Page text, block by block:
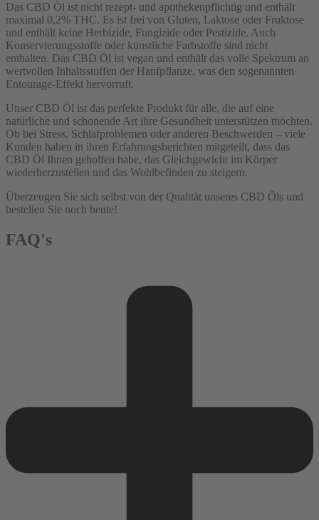
Das CBD Öl ist nicht rezept- und apothekenpflichtig und enthält
maximal 0,2% THC. Es ist frei von Gluten, Laktose oder Fruktose
und enthält keine Herbizide, Fungizide oder Pestizide. Auch
Konservierungsstoffe oder künstliche Farbstoffe sind nicht
enthalten. Das CBD Öl ist vegan und enthält das volle Spektrum an
wertvollen Inhaltsstoffen der Hanfpflanze, was den sogenannten
Entourage-Effekt hervorruft.
Unser CBD Öl ist das perfekte Produkt für alle, die auf eine
natürliche und schonende Art ihre Gesundheit unterstützen möchten.
Ob bei Stress, Schlafproblemen oder anderen Beschwerden – viele
Kunden haben in ihren Erfahrungsberichten mitgeteilt, dass das
CBD Öl Ihnen geholfen habe, das Gleichgewicht im Körper
wiederherzustellen und das Wohlbefinden zu steigern.
Überzeugen Sie sich selbst von der Qualität unseres CBD Öls und
bestellen Sie noch heute!
FAQ's